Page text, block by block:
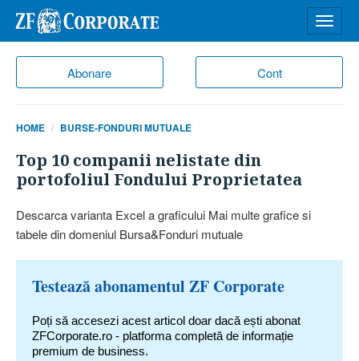
Abonare Cont
meniu
HOME BURSE-FONDURI MUTUALE
Top 10 companii nelistate din
portofoliul Fondului Proprietatea
Descarca varianta Excel a graficului Mai multe grafice si
tabele din domeniul Bursa&Fonduri mutuale
Testează abonamentul ZF Corporate
Poți să accesezi acest articol doar dacă ești abonat
ZFCorporate.ro - platforma completă de informație
premium de business.